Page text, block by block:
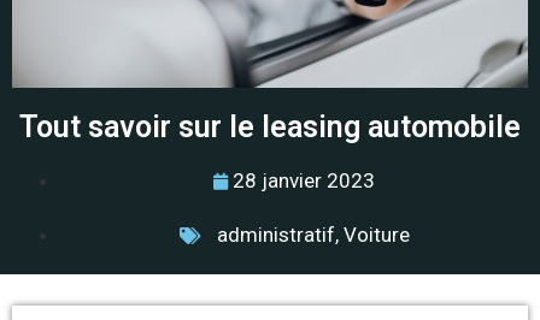
Tout savoir sur le leasing automobile
28 janvier 2023
administratif, Voiture